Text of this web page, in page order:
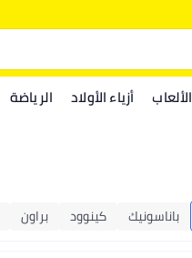
الألعاب أزياء الأولاد الرياضة
باناسونيك كينوود براون